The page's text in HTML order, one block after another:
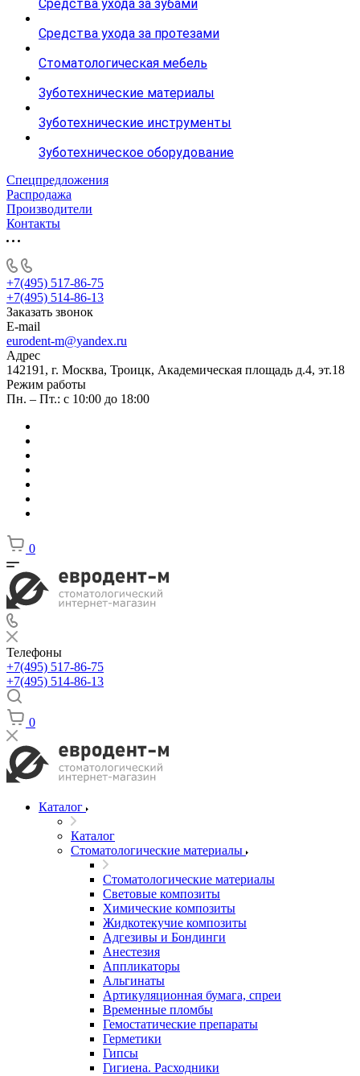
Средства ухода за зубами
Средства ухода за протезами
Стоматологическая мебель
Зуботехнические материалы
Зуботехнические инструменты
Зуботехническое оборудование
Спецпредложения
Распродажа
Производители
Контакты
+7(495) 517-86-75
+7(495) 514-86-13
Заказать звонок
E-mail
eurodent-m@yandex.ru
Адрес
142191, г. Москва, Троицк, Академическая площадь д.4, эт.18
Режим работы
Пн. – Пт.: с 10:00 до 18:00
0
Телефоны
+7(495) 517-86-75
+7(495) 514-86-13
0
Каталог
Каталог
Стоматологические материалы
Стоматологические материалы
Световые композиты
Химические композиты
Жидкотекучие композиты
Адгезивы и Бондинги
Анестезия
Аппликаторы
Альгинаты
Артикуляционная бумага, спреи
Временные пломбы
Гемостатические препараты
Герметики
Гипсы
Гигиена. Расходники